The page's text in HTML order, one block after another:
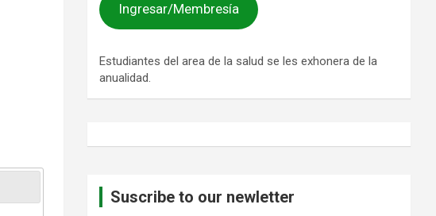
Ingresar/Membresía
Estudiantes del area de la salud se les exhonera de la
anualidad.
Suscribe to our newletter